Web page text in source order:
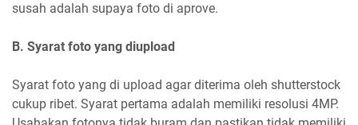
susah adalah supaya foto di aprove.
B. Syarat foto yang diupload
Syarat foto yang di upload agar diterima oleh shutterstock
cukup ribet. Syarat pertama adalah memiliki resolusi 4MP.